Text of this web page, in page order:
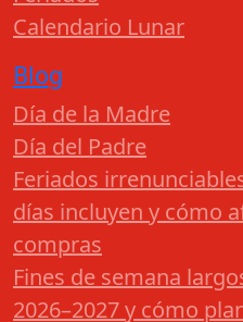
Calendario Lunar
Blog
Día de la Madre
Día del Padre
Feriados
días incluyen y cómo
compras
Fines de semana
2026–2027 y cómo